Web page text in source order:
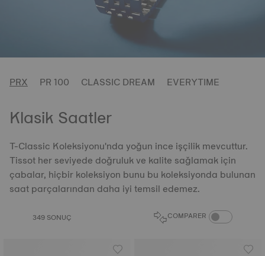
PRX PR 100 CLASSIC DREAM EVERYTIME
Klasik Saatler
T-Classic Koleksiyonu'nda yoğun ince işçilik mevcuttur.
Tissot her seviyede doğruluk ve kalite sağlamak için
çabalar, hiçbir koleksiyon bunu bu koleksiyonda bulunan
saat parçalarından daha iyi temsil edemez.
349 SONUÇ COMPARER COMPARE